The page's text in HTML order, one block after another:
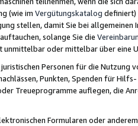
(wie im Vergütungskatalog definiert)
stellen, damit Sie bei
solange Sie die
unmittelbar oder mittelbar über eine
Personen für die Nutzung
Punkten, Spenden für
Treueprogramme auflegen, die
Formularen oder